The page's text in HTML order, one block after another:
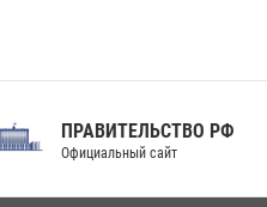
РФ
сайт